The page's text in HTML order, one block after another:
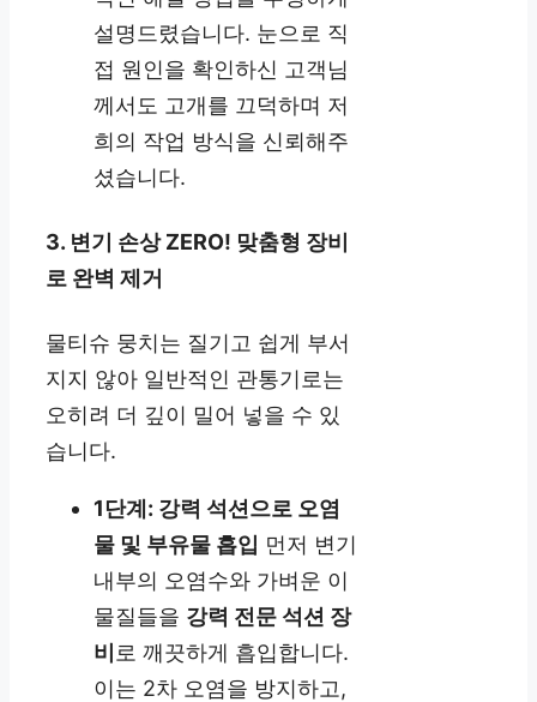
설명드렸습니다. 눈으로 직
접 원인을 확인하신 고객님
께서도 고개를 끄덕하며 저
희의 작업 방식을 신뢰해주
셨습니다.
3. 변기 손상 ZERO! 맞춤형 장비
로 완벽 제거
물티슈 뭉치는 질기고 쉽게 부서
지지 않아 일반적인 관통기로는
오히려 더 깊이 밀어 넣을 수 있
습니다.
1단계: 강력 석션으로 오염
물 및 부유물 흡입 먼저 변기
내부의 오염수와 가벼운 이
물질들을 강력 전문 석션 장
비 로 깨끗하게 흡입합니다.
이는 2차 오염을 방지하고,